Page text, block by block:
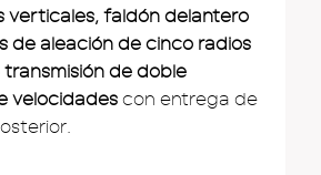
verticales, faldón delantero
de aleación de cinco radios
transmisión de doble
velocidades con entrega de